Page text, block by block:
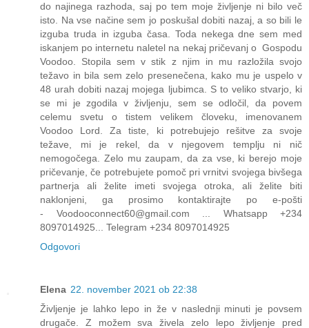
do najinega razhoda, saj po tem moje življenje ni bilo več
isto. Na vse načine sem jo poskušal dobiti nazaj, a so bili le
izguba truda in izguba časa. Toda nekega dne sem med
iskanjem po internetu naletel na nekaj pričevanj o Gospodu
Voodoo. Stopila sem v stik z njim in mu razložila svojo
težavo in bila sem zelo presenečena, kako mu je uspelo v
48 urah dobiti nazaj mojega ljubimca. S to veliko stvarjo, ki
se mi je zgodila v življenju, sem se odločil, da povem
celemu svetu o tistem velikem človeku, imenovanem
Voodoo Lord. Za tiste, ki potrebujejo rešitve za svoje
težave, mi je rekel, da v njegovem templju ni nič
nemogočega. Zelo mu zaupam, da za vse, ki berejo moje
pričevanje, če potrebujete pomoč pri vrnitvi svojega bivšega
partnerja ali želite imeti svojega otroka, ali želite biti
naklonjeni, ga prosimo kontaktirajte po e-pošti
- Voodooconnect60@gmail.com ... Whatsapp +234
8097014925... Telegram +234 8097014925
Odgovori
Elena 22. november 2021 ob 22:38
Življenje je lahko lepo in že v naslednji minuti je povsem
drugače. Z možem sva živela zelo lepo življenje pred